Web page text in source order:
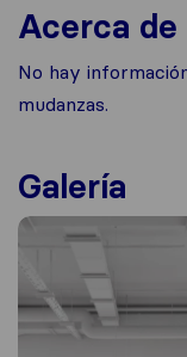
Acerca de
No hay
mudanzas.
Galería